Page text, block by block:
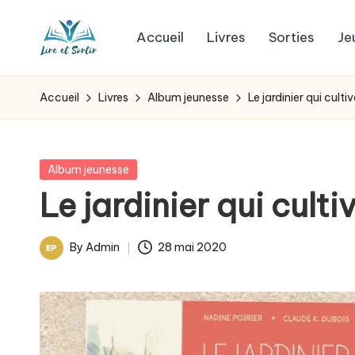
L
i
e
e
t
s
o
livres
pour
les
goûts,
des
pour
les
jours.
Accueil Livres Sorties
Accueil Livres Album jeunesse Le jardinier qui
Posted
Album jeunesse
Le jardinier qui
Posted
By Admin 28 mai 2020